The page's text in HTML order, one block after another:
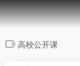
高校公开课